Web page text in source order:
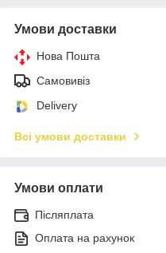
Умови доставки
Нова Пошта
Самовивіз
Delivery
Всі умови доставки
Умови оплати
Післяплата
Оплата на рахунок